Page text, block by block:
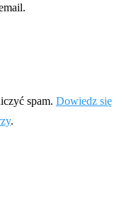
spam. Dowiedz się
.